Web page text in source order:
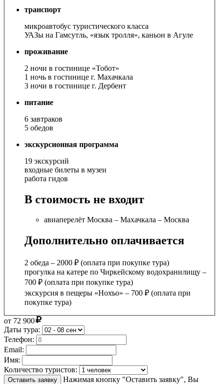
транспорт
микроавтобус туристического класса
УАЗы на Гамсутль, «язык тролля», каньон в Агуле
проживание
2 ночи в гостинице «Тобот»
1 ночь в гостинице г. Махачкала
3 ночи в гостинице г. Дербент
питание
6 завтраков
5 обедов
экскурсионная программа
19 экскурсий
входные билеты в музеи
работа гидов
В стоимость не входит
авиаперелёт Москва – Махачкала – Москва
Дополнительно оплачивается
2 обеда – 2000 ₽ (оплата при покупке тура)
прогулка на катере по Чиркейскому водохранилищу –
700 ₽ (оплата при покупке тура)
экскурсия в пещеры «Нохъо» – 700 ₽ (оплата при
покупке тура)
от 72 900
Даты тура:
Телефон:
Email:
Имя:
Количество туристов:
Оставить заявку
Нажимая кнопку "Оставить заявку", Вы